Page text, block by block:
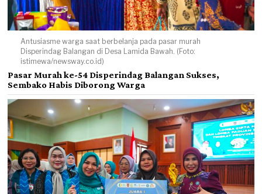
Antusiasme warga saat berbelanja pada pasar murah
Disperindag Balangan di Desa Lamida Bawah. (Foto:
istimewa/newsway.co.id)
Pasar Murah ke-54 Disperindag Balangan Sukses,
Sembako Habis Diborong Warga